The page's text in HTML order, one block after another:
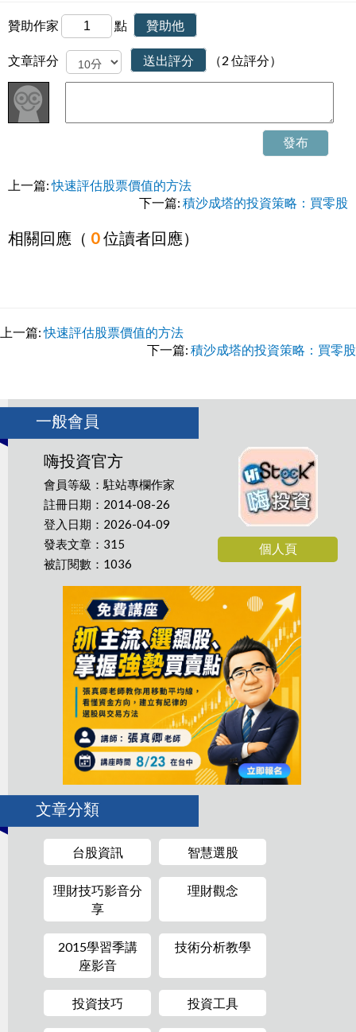
贊助作家 點 贊助他
文章評分 送出評分 （2 位評分）
發布
上一篇:快速評估股票價值的方法
下一篇: 積沙成塔的投資策略：買零股
相關回應（ 0位讀者回應）
上一篇:快速評估股票價值的方法
下一篇: 積沙成塔的投資策略：買零股
一般會員
嗨投資官方
會員等級：駐站專欄作家
註冊日期：2014-08-26
登入日期：2026-04-09
發表文章：315
被訂閱數：1036
個人頁
文章分類
台股資訊 智慧選股
理財技巧影音分
享
理財觀念
2015學習季講
座影音
技術分析教學
投資技巧 投資工具